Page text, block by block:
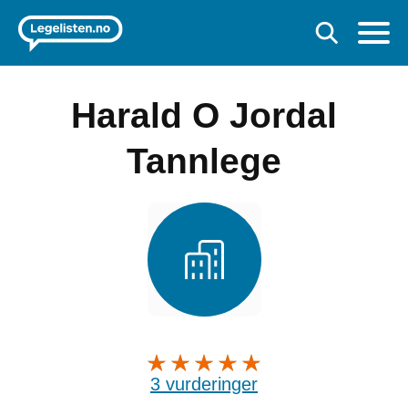
Harald O Jordal
Tannlege
3 vurderinger